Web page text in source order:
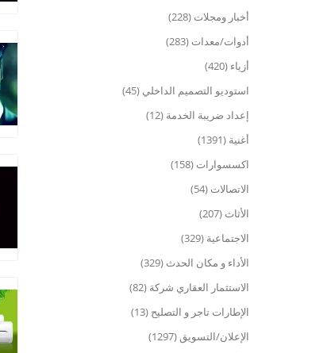
أخبار ومجلات (228)
أدوات/معدات (283)
أزياء (420)
استوديو التصميم الداخلي (45)
إعداد ضريبة الخدمة (12)
أغنية (1391)
اكسسوارات (158)
الاتصالات (54)
الأثاث (207)
الاجتماعية (329)
الأداء و مكان الحدث (329)
الاستثمار العقاري شركة (82)
الإطارات تاجر و التصليح (13)
الإعلان/التسويق (1297)